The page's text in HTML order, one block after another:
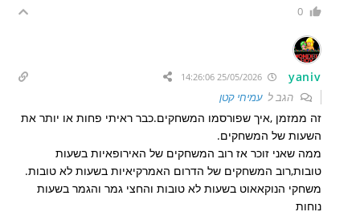
0
yaniv
הגב לעמיחי קטן
זה ממזמן ,איך שפורסמו המשחקים.כבר ראיתי פחות או יותר את
השעות של המשחקים.
ממה שאני זוכר אז רוב המשחקים של האירופאיות בשעות
טובות,רוב המשחקים של הדרום האמרקיאיות בשעות לא טובות.
משחקי הנוקאאוט בשעות לא טובות והחצי גמר והגמר בשעות
נוחות